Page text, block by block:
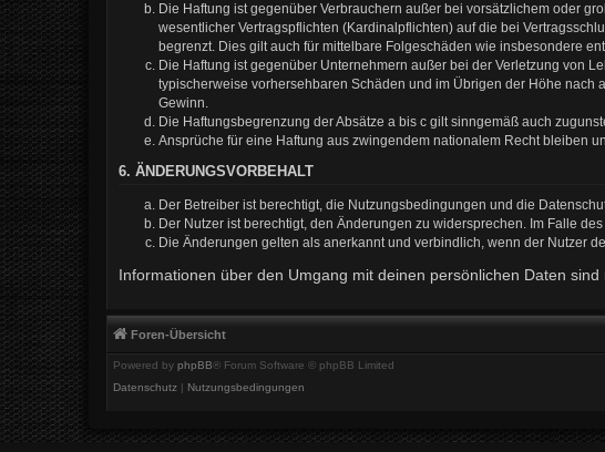
Die Haftung ist gegenüber Verbrauchern außer bei vorsätzlichem oder
wesentlicher Vertragspflichten (Kardinalpflichten) auf die bei
begrenzt. Dies gilt auch für mittelbare Folgeschäden wie insbesondere
Die Haftung ist gegenüber Unternehmern außer bei der Verletzung von
typischerweise vorhersehbaren Schäden und im Übrigen der Höhe
Gewinn.
Die Haftungsbegrenzung der Absätze a bis c gilt sinngemäß auch
Ansprüche für eine Haftung aus zwingendem nationalem Recht bleiben
6. ÄNDERUNGSVORBEHALT
Der Betreiber ist berechtigt, die Nutzungsbedingungen und die
Der Nutzer ist berechtigt, den Änderungen zu widersprechen. Im Falle
Die Änderungen gelten als anerkannt und verbindlich, wenn der Nutzer
Informationen über den Umgang mit deinen persönlichen Daten
Foren-Übersicht
Powered by phpBB® Forum Software © phpBB Limited
Datenschutz | Nutzungsbedingungen